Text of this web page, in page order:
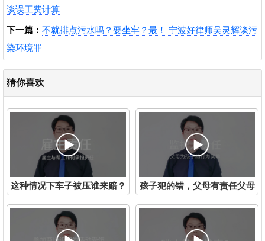
谈误工费计算
下一篇： 不就排点污水吗？要坐牢？最！ 宁波好律师吴灵辉谈污
染环境罪
猜你喜欢
这种情况下车子被压谁来赔？
宁波优秀律师吴灵辉谈雇主责
任
孩子犯的错，父母有责任父母
来买单-吴灵辉律师谈监护人
责任